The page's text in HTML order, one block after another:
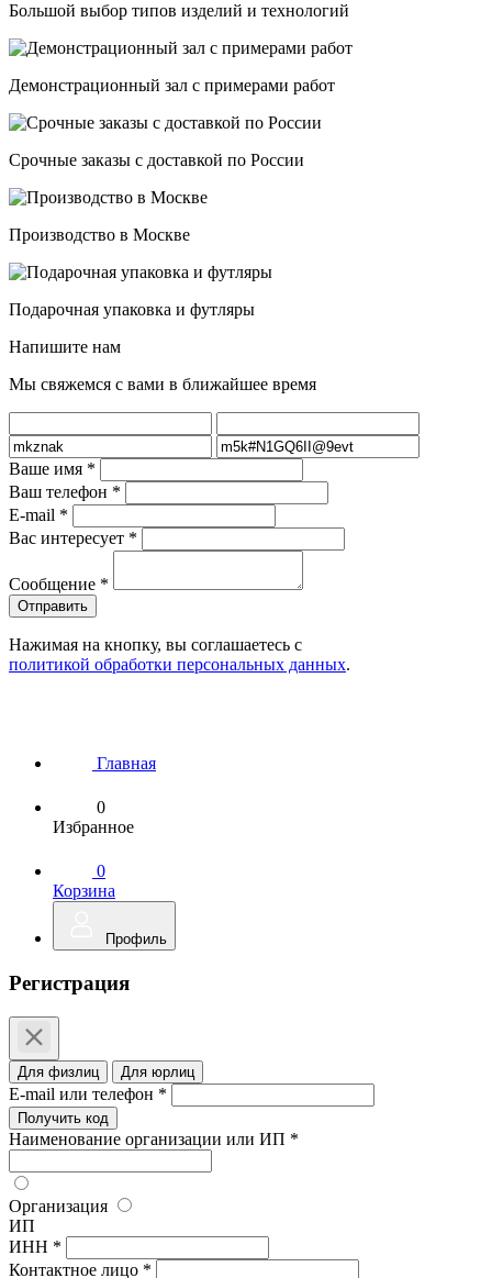
Большой выбор типов изделий и технологий
Демонстрационный зал с примерами работ
Срочные заказы с доставкой по России
Производство в Москве
Подарочная упаковка и футляры
Напишите нам
Мы свяжемся с вами в ближайшее время
Ваше имя *
Ваш телефон *
E-mail *
Вас интересует *
Сообщение *
Нажимая на кнопку, вы соглашаетесь с
политикой обработки персональных данных.
Главная
0
Избранное
0
Корзина
Профиль
Регистрация
Для физлиц Для юрлиц
E-mail или телефон *
Получить код
Наименование организации или ИП *
Организация
ИП
ИНН *
Контактное лицо *